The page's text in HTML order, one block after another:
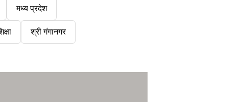
मध्य प्रदेश
श्री गंगानगर